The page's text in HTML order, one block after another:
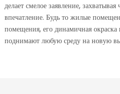
делает смелое заявление,
впечатление. Будь то жилые
помещения, его динамичная
поднимают любую среду на новую